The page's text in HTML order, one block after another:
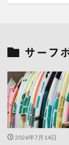
サーフ
2026年7月14日